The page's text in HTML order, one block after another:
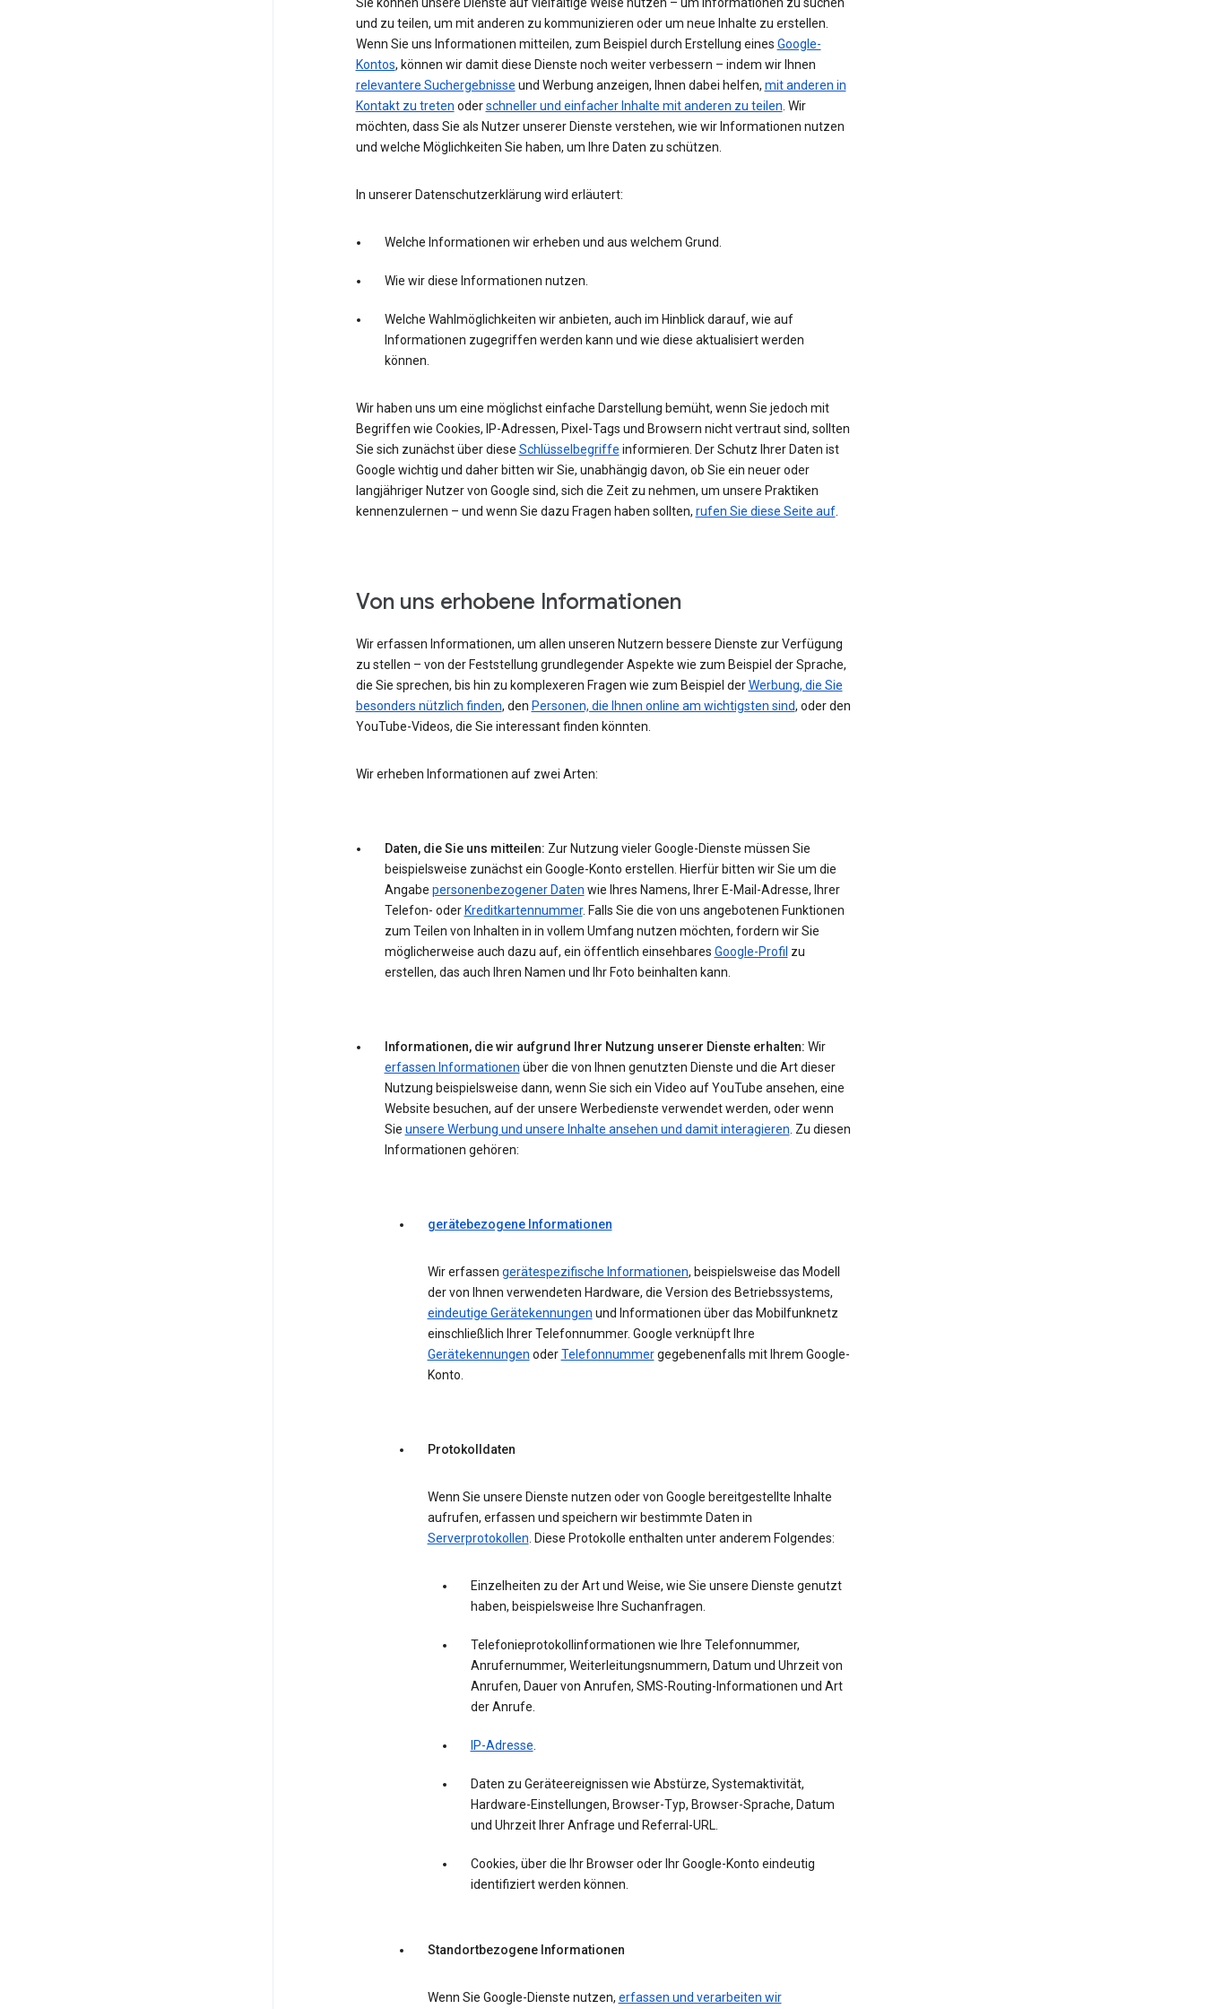
Sie können unsere Dienste auf vielfältige Weise nutzen – um Informationen zu suchen
und zu teilen, um mit anderen zu kommunizieren oder um neue Inhalte zu erstellen.
Wenn Sie uns Informationen mitteilen, zum Beispiel durch Erstellung eines Google-
Kontos, können wir damit diese Dienste noch weiter verbessern – indem wir Ihnen
relevantere Suchergebnisse und Werbung anzeigen, Ihnen dabei helfen, mit anderen in
Kontakt zu treten oderschneller und einfacher Inhalte mit anderen zu teilen. Wir
möchten, dass Sie als Nutzer unserer Dienste verstehen, wie wir Informationen nutzen
und welche Möglichkeiten Sie haben, um Ihre Daten zu schützen.
In unserer Datenschutzerklärung wird erläutert:
Welche Informationen wir erheben und aus welchem Grund.
Wie wir diese Informationen nutzen.
Welche Wahlmöglichkeiten wir anbieten, auch im Hinblick darauf, wie auf
Informationen zugegriffen werden kann und wie diese aktualisiert werden
können.
Wir haben uns um eine möglichst einfache Darstellung bemüht, wenn Sie jedoch mit
Begriffen wie Cookies, IP-Adressen, Pixel-Tags und Browsern nicht vertraut sind, sollten
Sie sich zunächst über diese Schlüsselbegriffe informieren. Der Schutz Ihrer Daten ist
Google wichtig und daher bitten wir Sie, unabhängig davon, ob Sie ein neuer oder
langjähriger Nutzer von Google sind, sich die Zeit zu nehmen, um unsere Praktiken
kennenzulernen – und wenn Sie dazu Fragen haben sollten, rufen Sie diese Seite auf.
Von uns erhobene Informationen
Wir erfassen Informationen, um allen unseren Nutzern bessere Dienste zur Verfügung
zu stellen – von der Feststellung grundlegender Aspekte wie zum Beispiel der Sprache,
die Sie sprechen, bis hin zu komplexeren Fragen wie zum Beispiel derWerbung, die Sie
besonders nützlich finden, den Personen, die Ihnen online am wichtigsten sind, oder den
YouTube-Videos, die Sie interessant finden könnten.
Wir erheben Informationen auf zwei Arten:
Daten, die Sie uns mitteilen: Zur Nutzung vieler Google-Dienste müssen Sie
beispielsweise zunächst ein Google-Konto erstellen. Hierfür bitten wir Sie um die
Angabe personenbezogener Daten wie Ihres Namens, Ihrer E-Mail-Adresse, Ihrer
Telefon- oder Kreditkartennummer. Falls Sie die von uns angebotenen Funktionen
zum Teilen von Inhalten in in vollem Umfang nutzen möchten, fordern wir Sie
möglicherweise auch dazu auf, ein öffentlich einsehbares Google-Profil zu
erstellen, das auch Ihren Namen und Ihr Foto beinhalten kann.
Informationen, die wir aufgrund Ihrer Nutzung unserer Dienste erhalten: Wir
erfassen Informationen über die von Ihnen genutzten Dienste und die Art dieser
Nutzung beispielsweise dann, wenn Sie sich ein Video auf YouTube ansehen, eine
Website besuchen, auf der unsere Werbedienste verwendet werden, oder wenn
Sie unsere Werbung und unsere Inhalte ansehen und damit interagieren. Zu diesen
Informationen gehören:
gerätebezogene Informationen
Wir erfassen gerätespezifische Informationen, beispielsweise das Modell
der von Ihnen verwendeten Hardware, die Version des Betriebssystems,
eindeutige Gerätekennungen und Informationen über das Mobilfunknetz
einschließlich Ihrer Telefonnummer. Google verknüpft Ihre
Gerätekennungen oderTelefonnummergegebenenfalls mit Ihrem Google-
Konto.
Protokolldaten
Wenn Sie unsere Dienste nutzen oder von Google bereitgestellte Inhalte
aufrufen, erfassen und speichern wir bestimmte Daten in
Serverprotokollen. Diese Protokolle enthalten unter anderem Folgendes:
Einzelheiten zu der Art und Weise, wie Sie unsere Dienste genutzt
haben, beispielsweise Ihre Suchanfragen.
Telefonieprotokollinformationen wie Ihre Telefonnummer,
Anrufernummer, Weiterleitungsnummern, Datum und Uhrzeit von
Anrufen, Dauer von Anrufen, SMS-Routing-Informationen und Art
der Anrufe.
IP-Adresse.
Daten zu Geräteereignissen wie Abstürze, Systemaktivität,
Hardware-Einstellungen, Browser-Typ, Browser-Sprache, Datum
und Uhrzeit Ihrer Anfrage und Referral-URL.
Cookies, über die Ihr Browser oder Ihr Google-Konto eindeutig
identifiziert werden können.
Standortbezogene Informationen
Wenn Sie Google-Dienste nutzen, erfassen und verarbeiten wir